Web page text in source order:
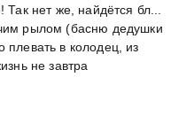
Так нет же, найдётся бл...
рылом (басню дедушки
в колодец, из
не завтра